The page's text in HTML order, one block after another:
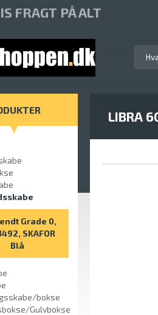
FRAGT PÅ ALT
Grade 0,
SKAFOR
Blå
bokse
Gulvbokse
LIBRA